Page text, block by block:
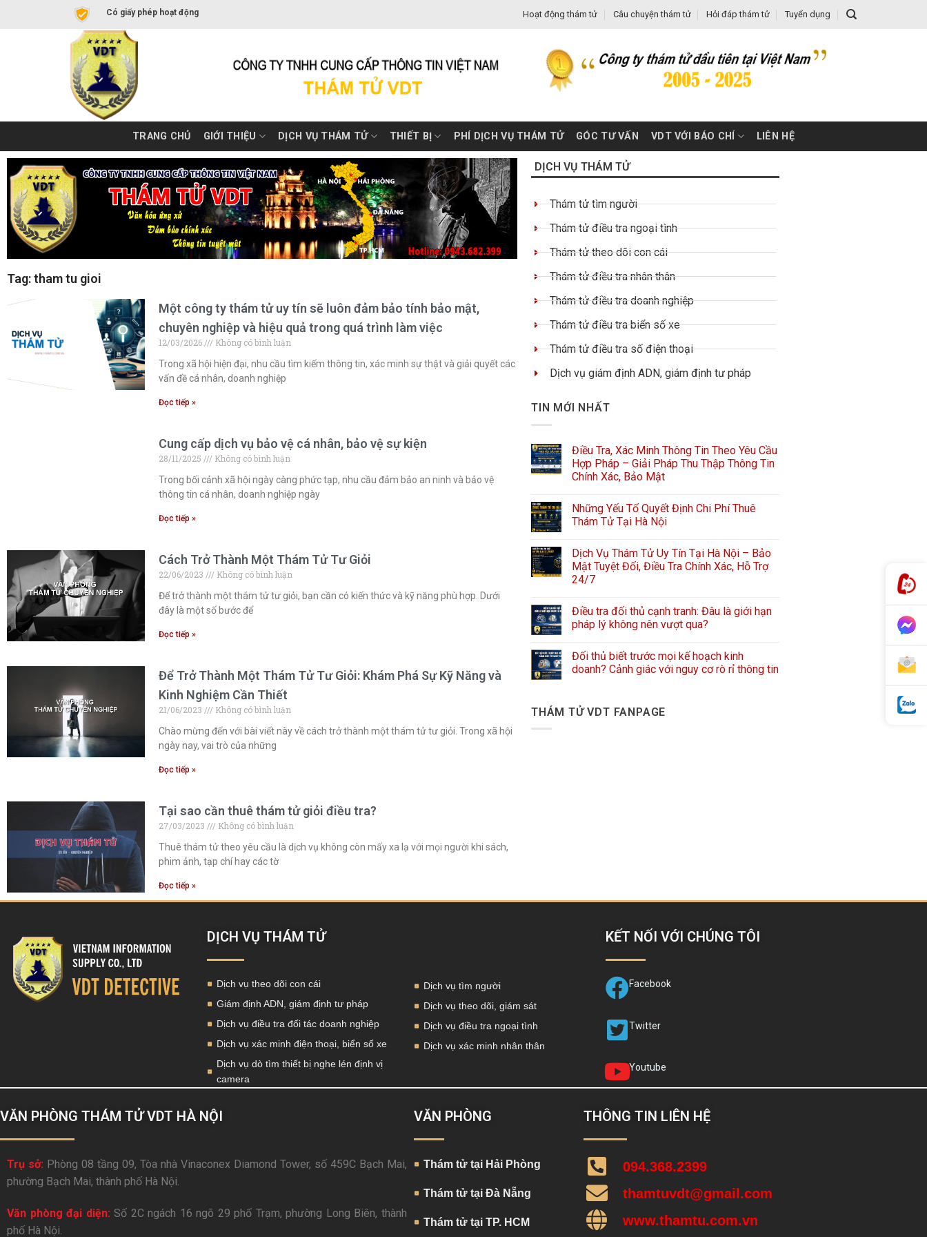
Có giấy phép hoạt động Hoạt động thám tử Câu chuyện thám tử Hỏi đáp thám tử Tuyển dụng
TRANG CHỦ GIỚI THIỆU DỊCH VỤ THÁM TỬ THIẾT BỊ PHÍ DỊCH VỤ THÁM TỬ GÓC TƯ VẤN VDT VỚI BÁO CHÍ LIÊN HỆ
Tag: tham tu gioi
Một công ty thám tử uy tín sẽ luôn đảm bảo tính bảo mật,
chuyên nghiệp và hiệu quả trong quá trình làm việc
12/03/2026
Không có bình luận
Trong xã hội hiện đại, nhu cầu tìm kiếm thông tin, xác minh sự thật và giải quyết các
vấn đề cá nhân, doanh nghiệp
Đọc tiếp »
Cung cấp dịch vụ bảo vệ cá nhân, bảo vệ sự kiện
28/11/2025
Không có bình luận
Trong bối cảnh xã hội ngày càng phức tạp, nhu cầu đảm bảo an ninh và bảo vệ
thông tin cá nhân, doanh nghiệp ngày
Đọc tiếp »
Cách Trở Thành Một Thám Tử Tư Giỏi
22/06/2023
Không có bình luận
Để trở thành một thám tử tư giỏi, bạn cần có kiến thức và kỹ năng phù hợp. Dưới
đây là một số bước để
Đọc tiếp »
Để Trở Thành Một Thám Tử Tư Giỏi: Khám Phá Sự Kỹ Năng và
Kinh Nghiệm Cần Thiết
21/06/2023
Không có bình luận
Chào mừng đến với bài viết này về cách trở thành một thám tử tư giỏi. Trong xã hội
ngày nay, vai trò của những
Đọc tiếp »
Tại sao cần thuê thám tử giỏi điều tra?
27/03/2023
Không có bình luận
Thuê thám tử theo yêu cầu là dịch vụ không còn mấy xa lạ với mọi người khi sách,
phim ảnh, tạp chí hay các tờ
Đọc tiếp »
DỊCH VỤ THÁM TỬ
Thám tử tìm người
Thám tử điều tra ngoại tình
Thám tử theo dõi con cái
Thám tử điều tra nhân thân
Thám tử điều tra doanh nghiệp
Thám tử điều tra biển số xe
Thám tử điều tra số điện thoại
Dịch vụ giám định ADN, giám định tư pháp
TIN MỚI NHẤT
Điều Tra, Xác Minh Thông Tin Theo Yêu Cầu
Hợp Pháp – Giải Pháp Thu Thập Thông Tin
Chính Xác, Bảo Mật
Những Yếu Tố Quyết Định Chi Phí Thuê
Thám Tử Tại Hà Nội
Dịch Vụ Thám Tử Uy Tín Tại Hà Nội – Bảo
Mật Tuyệt Đối, Điều Tra Chính Xác, Hỗ Trợ
24/7
Điều tra đối thủ cạnh tranh: Đâu là giới hạn
pháp lý không nên vượt qua?
Đối thủ biết trước mọi kế hoạch kinh
doanh? Cảnh giác với nguy cơ rò rỉ thông tin
THÁM TỬ VDT FANPAGE
DỊCH VỤ THÁM TỬ
Dịch vụ theo dõi con cái
Giám định ADN, giám định tư pháp
Dịch vụ điều tra đối tác doanh nghiệp
Dịch vụ xác minh điện thoại, biển số xe
Dịch vụ dò tìm thiết bị nghe lén định vị
camera
Dịch vụ tìm người
Dịch vụ theo dõi, giám sát
Dịch vụ điều tra ngoại tình
Dịch vụ xác minh nhân thân
KẾT NỐI VỚI CHÚNG TÔI
Facebook
Twitter
Youtube
VĂN PHÒNG THÁM TỬ VDT HÀ NỘI
Trụ sở: Phòng 08 tầng 09, Tòa nhà Vinaconex Diamond Tower, số 459C Bạch Mai,
phường Bạch Mai, thành phố Hà Nội.
Văn phòng đại diện: Số 2C ngách 16 ngõ 29 phố Trạm, phường Long Biên, thành
phố Hà Nội.
VĂN PHÒNG
Thám tử tại Hải Phòng
Thám tử tại Đà Nẵng
Thám tử tại TP. HCM
THÔNG TIN LIÊN HỆ
094.368.2399
thamtuvdt@gmail.com
www.thamtu.com.vn